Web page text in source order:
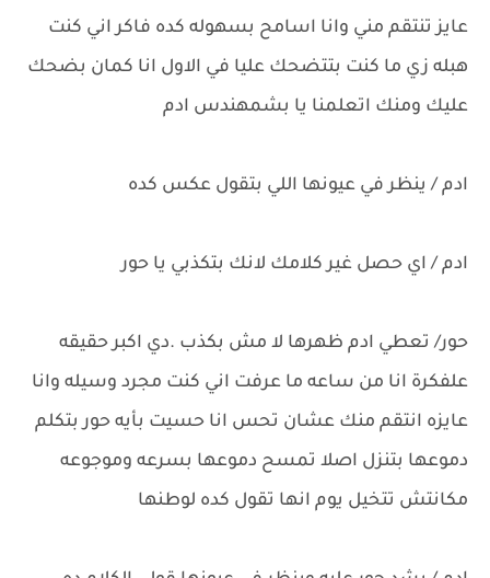
عايز تنتقم مني وانا اسامح بسهوله كده فاكر اني كنت
هبله زي ما كنت بتتضحك عليا في الاول انا كمان بضحك
عليك ومنك اتعلمنا يا بشمهندس ادم
ادم / ينظر في عيونها اللي بتقول عكس كده
ادم / اي حصل غير كلامك لانك بتكذبي يا حور
حور/ تعطي ادم ظهرها لا مش بكذب .دي اكبر حقيقه
علفكرة انا من ساعه ما عرفت اني كنت مجرد وسيله وانا
عايزه انتقم منك عشان تحس انا حسيت بأيه حور بتكلم
دموعها بتنزل اصلا تمسح دموعها بسرعه وموجوعه
مكانتش تتخيل يوم انها تقول كده لوطنها